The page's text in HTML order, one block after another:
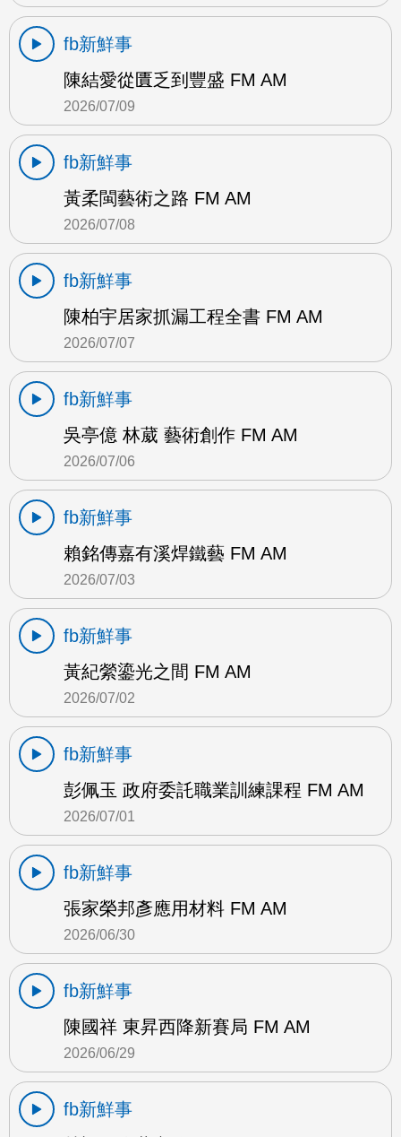
fb新鮮事
陳結愛從匱乏到豐盛 FM AM
2026/07/09
fb新鮮事
黃柔閩藝術之路 FM AM
2026/07/08
fb新鮮事
陳柏宇居家抓漏工程全書 FM AM
2026/07/07
fb新鮮事
吳亭億 林葳 藝術創作 FM AM
2026/07/06
fb新鮮事
賴銘傳嘉有溪焊鐵藝 FM AM
2026/07/03
fb新鮮事
黃紀縈鎏光之間 FM AM
2026/07/02
fb新鮮事
彭佩玉 政府委託職業訓練課程 FM AM
2026/07/01
fb新鮮事
張家榮邦彥應用材料 FM AM
2026/06/30
fb新鮮事
陳國祥 東昇西降新賽局 FM AM
2026/06/29
fb新鮮事